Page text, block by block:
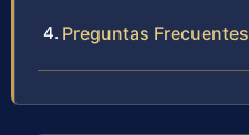
Preguntas Frecuentes